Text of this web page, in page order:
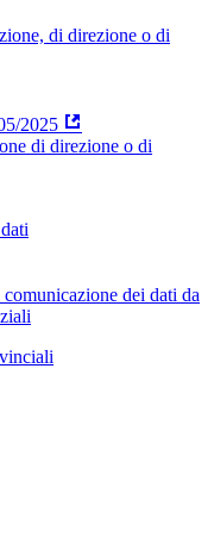
di direzione o di
2025
di direzione o di
dei dati da